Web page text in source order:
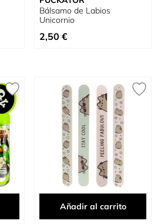
Bálsamo de Labios
Unicornio
2,50 €
Añadir al carrito